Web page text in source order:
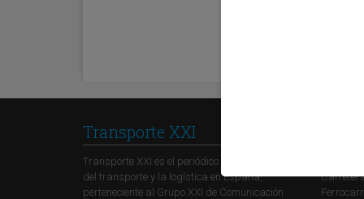
Transporte XXI
Transporte XXI es el periódico de referencia
del transporte y la logística en España,
perteneciente al Grupo XXI de Comunicación